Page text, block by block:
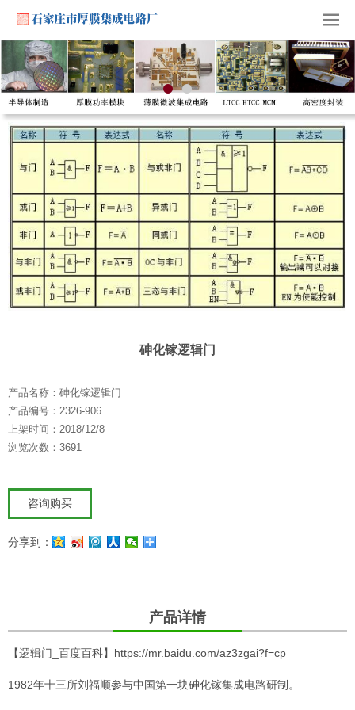
砷化镓逻辑门
产品名称：砷化镓逻辑门
产品编号：2326-906
上架时间：2018/12/8
浏览次数：3691
咨询购买
分享到：
产品详情
【逻辑门_百度百科】 https://mr.baidu.com/az3zgai?f=cp
1982年十三所刘福顺参与中国第一块砷化镓集成电路研制。